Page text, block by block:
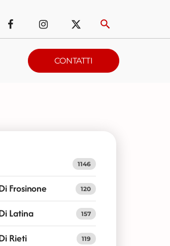
CONTATTI
1146
Frosinone 120
Latina 157
Rieti 119